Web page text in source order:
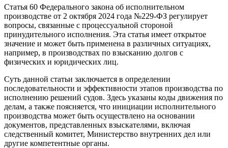
Статья 60 Федерального закона об исполнительном
производстве от 2 октября 2024 года №229-ФЗ регулирует
вопросы, связанные с процессуальной стороной
принудительного исполнения. Эта статья имеет открытое
значение и может быть применена в различных ситуациях,
например, в производствах по взысканию долгов с
физических и юридических лиц.
Суть данной статьи заключается в определении
последовательности и эффективности этапов производства по
исполнению решений судов. Здесь указаны коды движения по
делам, а также поясняется, что инициации исполнительного
производства может быть осуществлено на основании
документов, представленных взыскателями, включая
следственный комитет, Министерство внутренних дел или
другие компетентные органы.